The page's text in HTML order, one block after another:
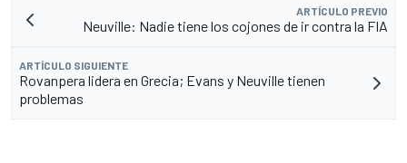
ARTÍCULO PREVIO
Neuville: Nadie tiene los cojones de ir contra la FIA
ARTÍCULO SIGUIENTE
Rovanpera lidera en Grecia; Evans y Neuville tienen
problemas